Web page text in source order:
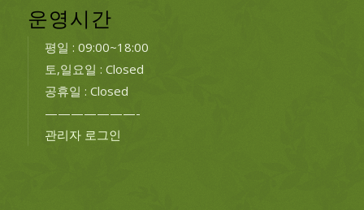
운영시간
평일 : 09:00~18:00
토,일요일 : Closed
공휴일 : Closed
———————-
관리자 로그인